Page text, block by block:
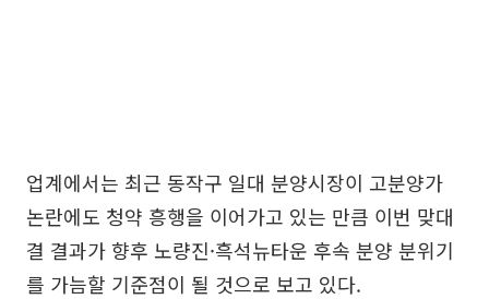
업계에서는 최근 동작구 일대 분양시장이 고분양가
논란에도 청약 흥행을 이어가고 있는 만큼 이번 맞대
결 결과가 향후 노량진·흑석뉴타운 후속 분양 분위기
를 가늠할 기준점이 될 것으로 보고 있다.